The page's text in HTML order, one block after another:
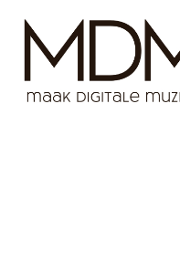
inhoud